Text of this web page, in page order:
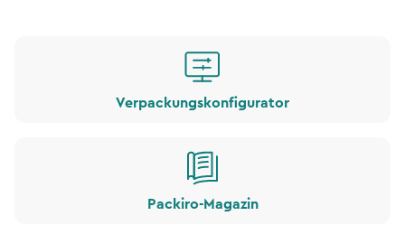
Verpackungskonfigurator
Packiro-Magazin